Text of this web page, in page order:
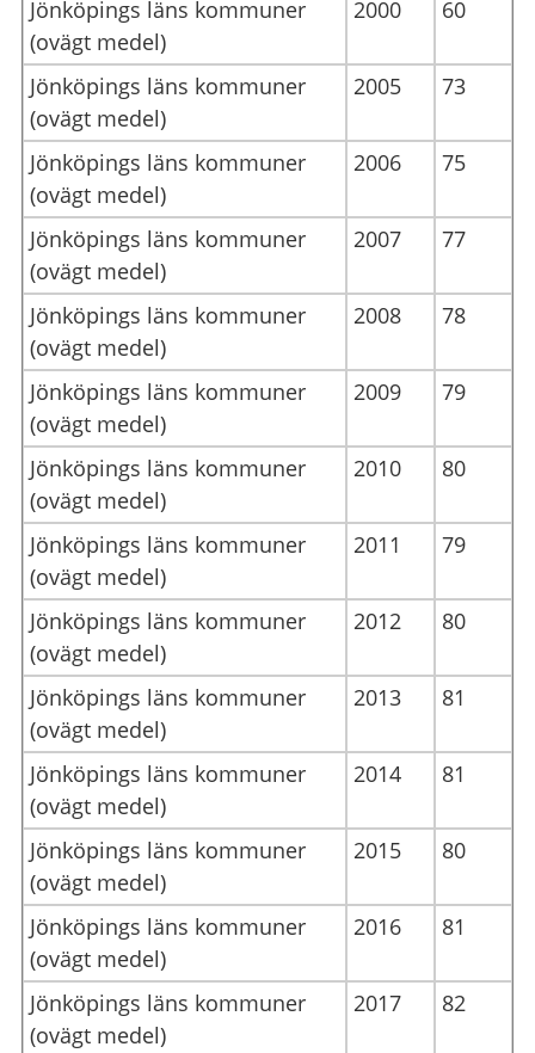
Jönköpings läns kommuner
(ovägt medel)
2000 60
Jönköpings läns kommuner
(ovägt medel)
2005 73
Jönköpings läns kommuner
(ovägt medel)
2006 75
Jönköpings läns kommuner
(ovägt medel)
2007 77
Jönköpings läns kommuner
(ovägt medel)
2008 78
Jönköpings läns kommuner
(ovägt medel)
2009 79
Jönköpings läns kommuner
(ovägt medel)
2010 80
Jönköpings läns kommuner
(ovägt medel)
2011 79
Jönköpings läns kommuner
(ovägt medel)
2012 80
Jönköpings läns kommuner
(ovägt medel)
2013 81
Jönköpings läns kommuner
(ovägt medel)
2014 81
Jönköpings läns kommuner
(ovägt medel)
2015 80
Jönköpings läns kommuner
(ovägt medel)
2016 81
Jönköpings läns kommuner
(ovägt medel)
2017 82